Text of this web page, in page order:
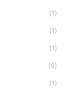
(1)
(1)
(1)
(9)
(1)